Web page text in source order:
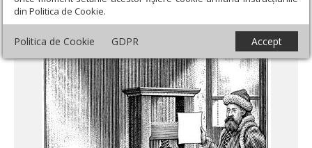
din Politica de Cookie.
Politica de Cookie GDPR Accept
românească